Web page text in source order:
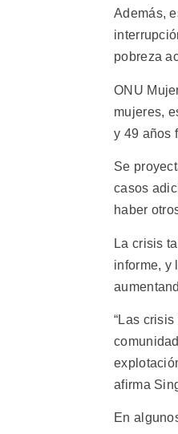
Además,
pobreza
ONU
mujeres,
y 49 años
Se
casos
haber
La crisis
informe, y
“Las
afirma
En